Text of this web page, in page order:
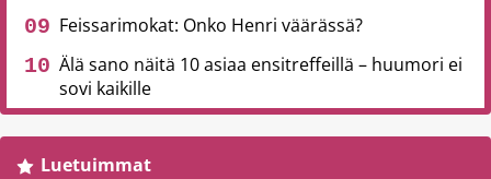
Feissarimokat: Onko Henri väärässä?
Älä sano näitä 10 asiaa ensitreffeillä – huumori ei
sovi kaikille
Luetuimmat